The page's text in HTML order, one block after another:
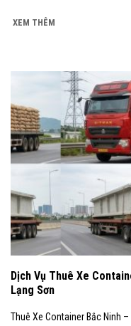
XEM THÊM
Dịch Vụ Thuê Xe
Lạng Sơn
Thuê Xe Container Bắc Ninh